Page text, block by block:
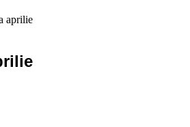
aprilie